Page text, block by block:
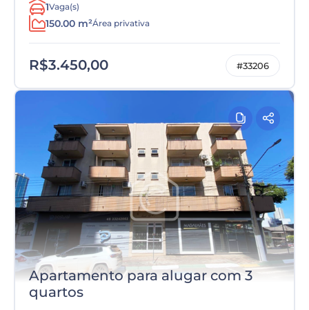
1Vaga(s)
150.00 m²Área privativa
R$3.450,00 #33206
Apartamento para alugar com 3
quartos